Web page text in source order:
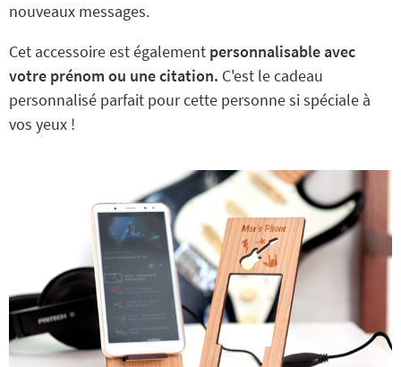
nouveaux messages.
Cet accessoire est également personnalisable avec
votre prénom ou une citation. C'est le cadeau
personnalisé parfait pour cette personne si spéciale à
vos yeux !